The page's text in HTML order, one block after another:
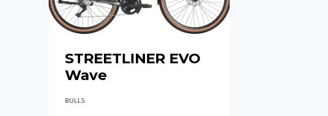
STREETLINER EVO
Wave
BULLS